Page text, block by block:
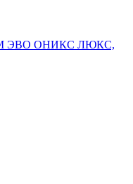
ЭВО ОНИКС ЛЮКС,